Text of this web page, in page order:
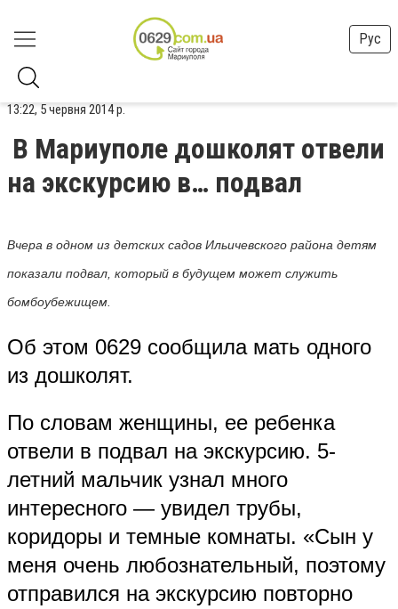
Рус
13:22, 5 червня 2014 р.
В Мариуполе дошколят отвели
на экскурсию в… подвал
Вчера в одном из детских садов Ильичевского района детям
показали подвал, который в будущем может служить
бомбоубежищем.
Об этом 0629 сообщила мать одного
из дошколят.
По словам женщины, ее ребенка
отвели в подвал на экскурсию. 5-
летний мальчик узнал много
интересного — увидел трубы,
коридоры и темные комнаты. «Сын у
меня очень любознательный, поэтому
отправился на экскурсию повторно